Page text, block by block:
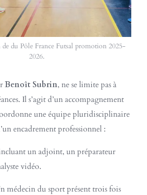
du Pôle France Futsal promotion 2025-
2026.
Benoît Subrin, ne se limite pas à
Il s’agit d’un accompagnement
une équipe pluridisciplinaire
encadrement professionnel :
un adjoint, un préparateur
vidéo.
médecin du sport présent trois fois